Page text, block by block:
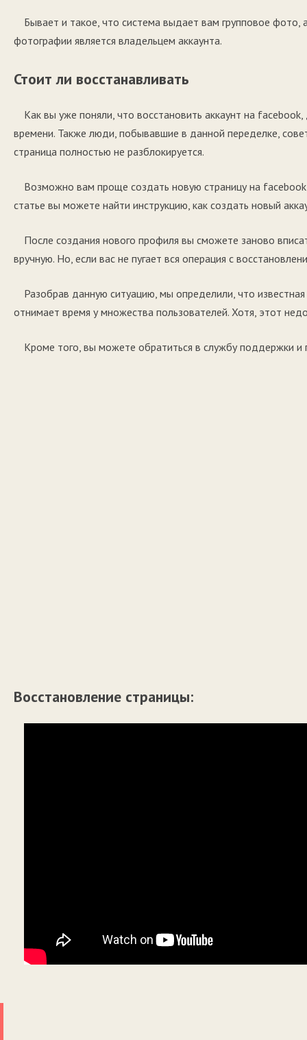
Бывает и такое, что система выдает вам групповое
фотографии является владельцем аккаунта.
Стоит ли восстанавливать
Как вы уже поняли, что восстановить аккаунт на
времени. Также люди, побывавшие в данной переделке,
страница полностью не разблокируется.
Возможно вам проще создать новую страницу на
статье вы можете найти инструкцию, как создать новый
После создания нового профиля вы сможете заново
вручную. Но, если вас не пугает вся операция с
Разобрав данную ситуацию, мы определили, что
отнимает время у множества пользователей. Хотя, этот
Кроме того, вы можете обратиться в службу поддержки и
Восстановление страницы: